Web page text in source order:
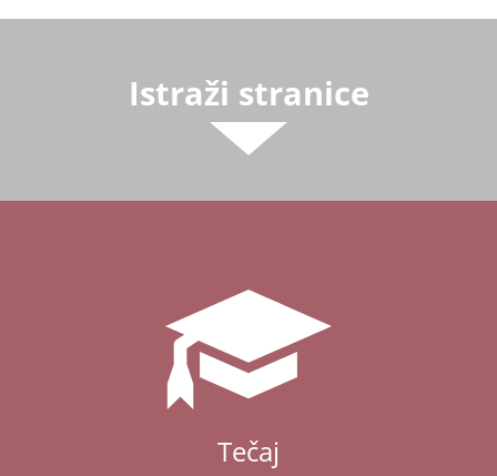
Istraži stranice
Tečaj